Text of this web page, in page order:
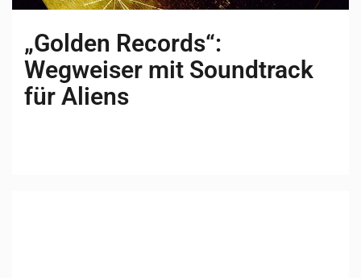
„Golden Records“:
Wegweiser mit Soundtrack
für Aliens